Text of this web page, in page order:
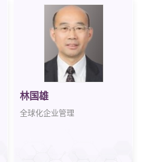
林国雄
全球化企业管理